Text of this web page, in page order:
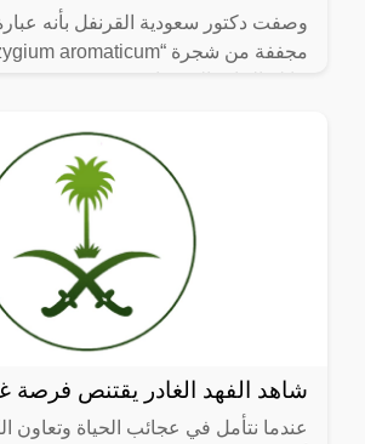
وصفت دكتور سعودية القرنفل بأنه
شاهد الفهد الغادر يقتنص فرصة
عندما نتأمل في عجائب الحياة وتعاون